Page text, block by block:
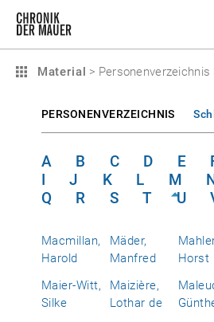
Material > Personenverzeichnis
PERSONENVERZEICHNIS
A B C D E
I
J K L M
Q
R S T U
Macmillan,
Harold
Mäder,
Manfred
Horst
Maier-Witt,
Silke
Maizière,
Lothar de